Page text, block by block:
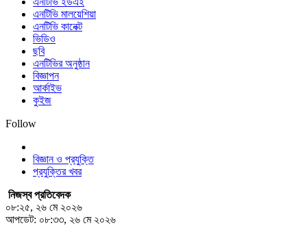
এনটিভি মালয়েশিয়া
এনটিভি কানেক্ট
ভিডিও
ছবি
এনটিভির অনুষ্ঠান
বিজ্ঞাপন
আর্কাইভ
কুইজ
Follow
বিজ্ঞান ও প্রযুক্তি
প্রযুক্তির খবর
নিজস্ব প্রতিবেদক
০৮:২৫, ২৬ মে ২০২৬
আপডেট: ০৮:৩৩, ২৬ মে ২০২৬